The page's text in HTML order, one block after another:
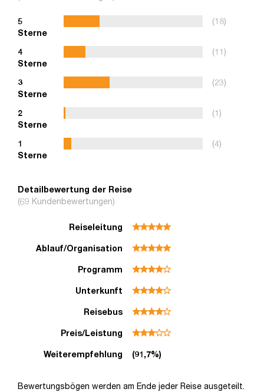
5
Sterne
(18)
4
Sterne
(11)
3
Sterne
(23)
2
Sterne
(1)
1
Sterne
(4)
Detailbewertung der Reise
(69 Kundenbewertungen)
Reiseleitung
Ablauf/Organisation
Programm
Unterkunft
Reisebus
Preis/Leistung
Weiterempfehlung (91,7%)
Bewertungsbögen werden am Ende jeder Reise ausgeteilt.